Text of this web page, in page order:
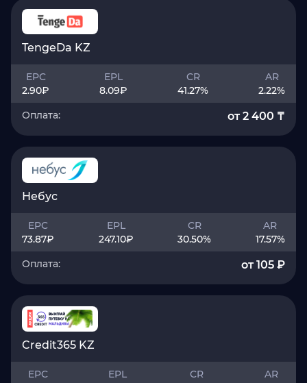
TengeDa KZ
EPC
2.90₽
EPL
8.09₽
CR
41.27%
AR
2.22%
Оплата:
от 2 400 ₸
Небус
EPC
73.87₽
EPL
247.10₽
CR
30.50%
AR
17.57%
Оплата:
от 105 ₽
Credit365 KZ
EPC
EPL
CR
AR